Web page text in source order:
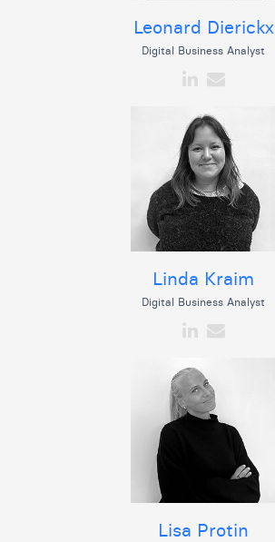
Leonard Dierickx
Digital Business Analyst
Linda Kraim
Digital Business Analyst
Lisa Protin